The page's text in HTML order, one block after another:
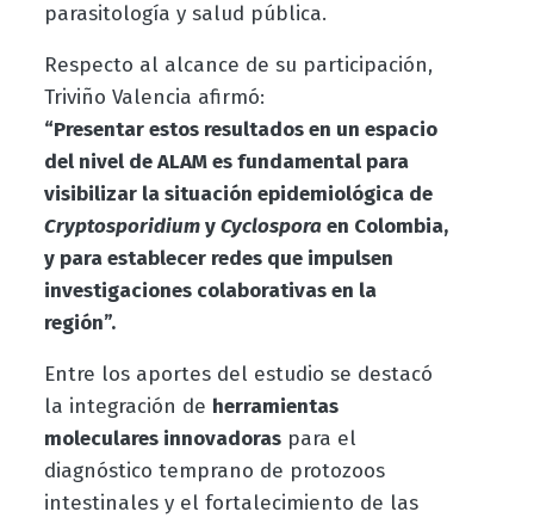
parasitología y salud pública.
Respecto al alcance de su participación,
Triviño Valencia afirmó:
“Presentar estos resultados en un espacio
del nivel de ALAM es fundamental para
visibilizar la situación epidemiológica de
CryptosporidiumyCyclosporaen Colombia,
y para establecer redes que impulsen
investigaciones colaborativas en la
región”.
Entre los aportes del estudio se destacó
la integración de herramientas
moleculares innovadoraspara el
diagnóstico temprano de protozoos
intestinales y el fortalecimiento de las